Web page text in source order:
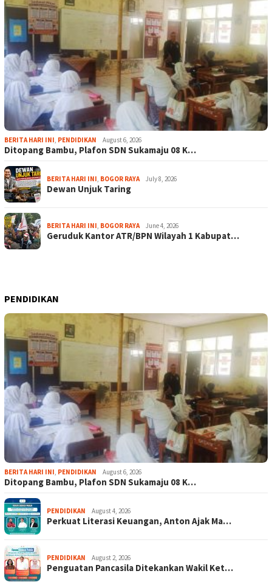
BERITA HARI INI, PENDIDIKAN August 6, 2026
Ditopang Bambu, Plafon SDN Sukamaju 08 K…
BERITA HARI INI, BOGOR RAYA July 8, 2026
Dewan Unjuk Taring
BERITA HARI INI, BOGOR RAYA June 4, 2026
Geruduk Kantor ATR/BPN Wilayah 1 Kabupat…
PENDIDIKAN
BERITA HARI INI, PENDIDIKAN August 6, 2026
Ditopang Bambu, Plafon SDN Sukamaju 08 K…
PENDIDIKAN August 4, 2026
Perkuat Literasi Keuangan, Anton Ajak Ma…
PENDIDIKAN August 2, 2026
Penguatan Pancasila Ditekankan Wakil Ket…